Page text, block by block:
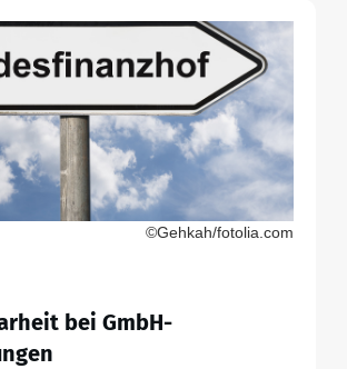
©Gehkah/fotolia.com
bei GmbH-